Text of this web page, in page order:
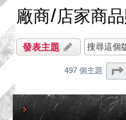
廠商/店家商
發表主題
497 個主題